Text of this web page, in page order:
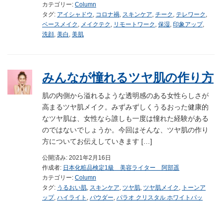
カテゴリー: Column
タグ: アイシャドウ コロナ禍 スキンケア チーク テレワーク
ベースメイク
メイクテク リモートワーク 保湿 印象アップ,
洗顔 美白 美肌
みんなが憧れるツヤ肌の作り方
肌の内側から溢れるような透明感のある女性らしさが
高まるツヤ肌メイク。みずみずしくうるおった健康的
なツヤ肌は、女性なら誰しも一度は憧れた経験がある
のではないでしょうか。今回はそんな、ツヤ肌の作り
方についてお伝えしていきます […]
公開済み: 2021年2月16日
作成者: 日本化粧品検定1級 美容ライター 阿部遥
カテゴリー: Column
タグ: うるおい肌, スキンケア, ツヤ肌, ツヤ肌メイク , トーンア
ップ, ハイライト , パウダー, パラオ クリスタル ホワイトパッ